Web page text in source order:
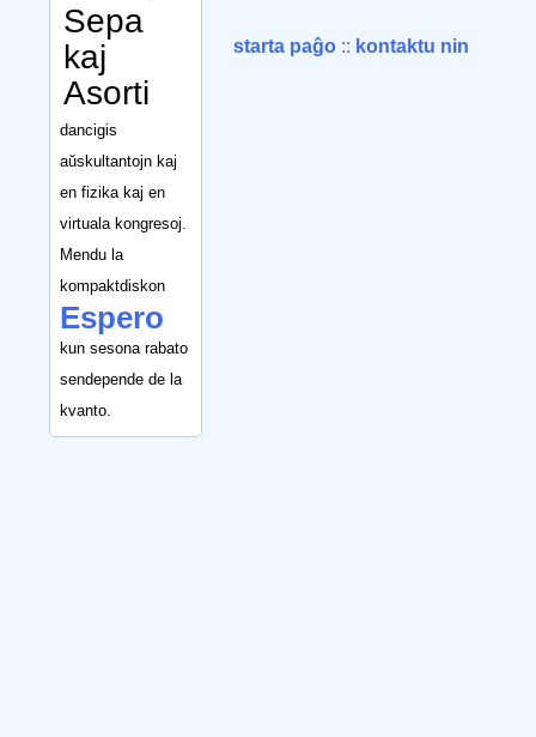
Sepa
kaj
Asorti
dancigis
aŭskultantojn kaj
en fizika kaj en
virtuala kongresoj.
Mendu la
kompaktdiskon
Espero
kun sesona rabato
sendepende de la
kvanto.
starta paĝo :: kontaktu nin